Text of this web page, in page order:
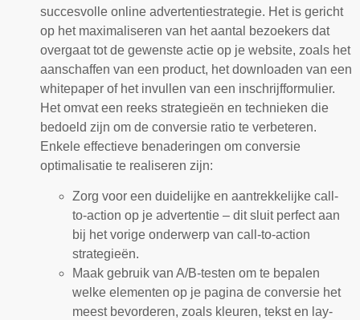
succesvolle online advertentiestrategie. Het is gericht
op het maximaliseren van het aantal bezoekers dat
overgaat tot de gewenste actie op je website, zoals het
aanschaffen van een product, het downloaden van een
whitepaper of het invullen van een inschrijfformulier.
Het omvat een reeks strategieën en technieken die
bedoeld zijn om de conversie ratio te verbeteren.
Enkele effectieve benaderingen om conversie
optimalisatie te realiseren zijn:
Zorg voor een duidelijke en aantrekkelijke call-
to-action op je advertentie – dit sluit perfect aan
bij het vorige onderwerp van call-to-action
strategieën.
Maak gebruik van A/B-testen om te bepalen
welke elementen op je pagina de conversie het
meest bevorderen, zoals kleuren, tekst en lay-